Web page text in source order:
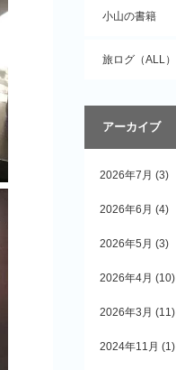
小山の書籍
旅ログ（ALL）
アーカイブ
2026年7月 (3)
2026年6月 (4)
2026年5月 (3)
2026年4月 (10)
2026年3月 (11)
2024年11月 (1)